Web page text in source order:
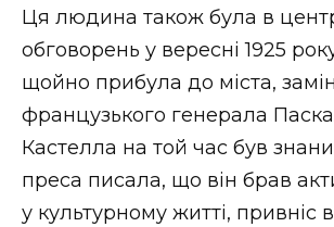
Ця людина також була в
обговорень у вересні 1925
щойно прибула до міста,
французького генерала
Кастелла на той час був
преса писала, що він брав
у культурному житті, привніс